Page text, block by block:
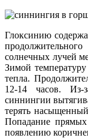
Глоксинию
солнечных лучей
Зимой
тепла.
12-14 часов. Из-
синнингии
терять
Попадание
появлению